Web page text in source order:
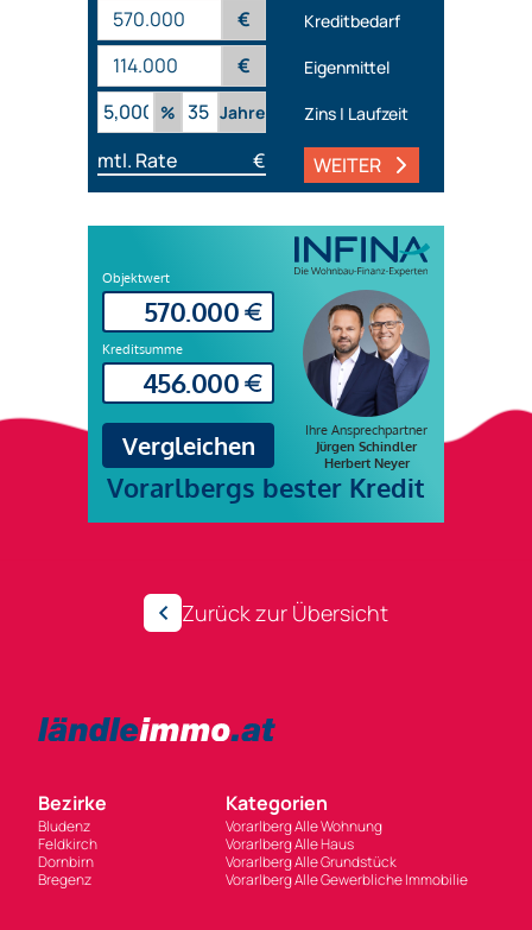
€ Kreditbedarf
€
Eigenmittel
%
Jahre Zins | Laufzeit
mtl. Rate € WEITER
Zurück zur Übersicht
Bezirke
Bludenz
Feldkirch
Dornbirn
Bregenz
Kategorien
Vorarlberg Alle Wohnung
Vorarlberg Alle Haus
Vorarlberg Alle Grundstück
Vorarlberg Alle Gewerbliche Immobilie